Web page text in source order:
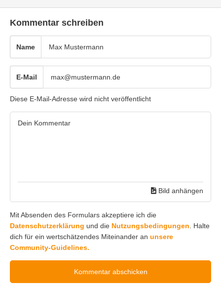
Kommentar schreiben
Name
E-Mail
Diese E-Mail-Adresse wird nicht veröffentlicht
Bild anhängen
Mit Absenden des Formulars akzeptiere ich die
Datenschutzerklärung und die Nutzungsbedingungen . Halte
dich für ein wertschätzendes Miteinander an unsere
Community-Guidelines.